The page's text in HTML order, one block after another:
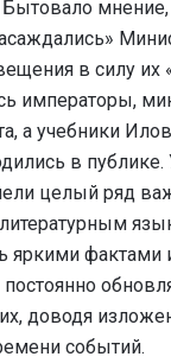
мнение,
в силу их
императоры,
а учебники
в публике.
целый ряд
яркими фактами
доводя
событий.